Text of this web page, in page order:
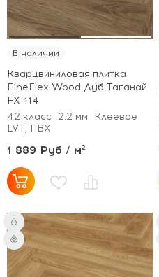
В наличии
Кварцвиниловая плитка
FineFlex Wood Дуб Таганай
FX-114
42 класс
2.2 мм
Клеевое
LVT, ПВХ
1 889 Руб / м²